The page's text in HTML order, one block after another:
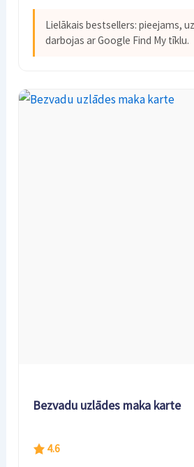
Lielākais bestsellers: pieejams,
darbojas ar Google Find My tīklu.
Bezvadu uzlādes maka karte
4.6